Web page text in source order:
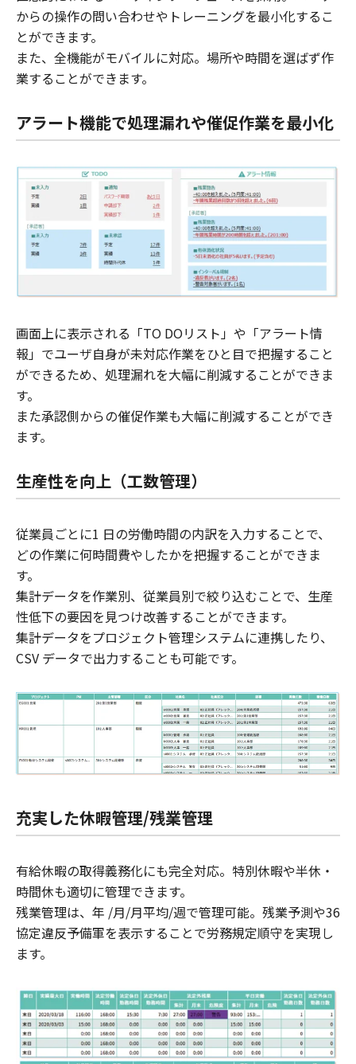
からの操作の問い合わせやトレーニングを最小化するこ
とができます。
また、全機能がモバイルに対応。場所や時間を選ばず作
業することができます。
アラート機能で処理漏れや催促作業を最小化
画面上に表示される「TO DOリスト」や「アラート情
報」でユーザ自身が未対応作業をひと目で把握すること
ができるため、処理漏れを大幅に削減することができま
す。
また承認側からの催促作業も大幅に削減することができ
ます。
生産性を向上（工数管理）
従業員ごとに1 日の労働時間の内訳を入力することで、
どの作業に何時間費やしたかを把握することができま
す。
集計データを作業別、従業員別で絞り込むことで、生産
性低下の要因を見つけ改善することができます。
集計データをプロジェクト管理システムに連携したり、
CSV データで出力することも可能です。
充実した休暇管理/残業管理
有給休暇の取得義務化にも完全対応。特別休暇や半休・
時間休も適切に管理できます。
残業管理は、年 /月/月平均/週で管理可能。残業予測や36
協定違反予備軍を表示することで労務規定順守を実現し
ます。